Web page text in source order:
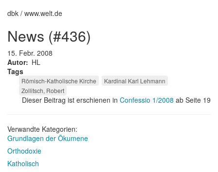
dbk / www.welt.de
news (#436)
15. Febr. 2008
Autor
HL
Tags
Römisch-Katholische Kirche
Kardinal Karl Lehmann
Zollitsch, Robert
Dieser Beitrag ist erschienen in Confessio 1/2008 ab Seite 19
Verwandte Kategorien:
Grundlagen der Ökumene
Orthodoxie
Katholisch